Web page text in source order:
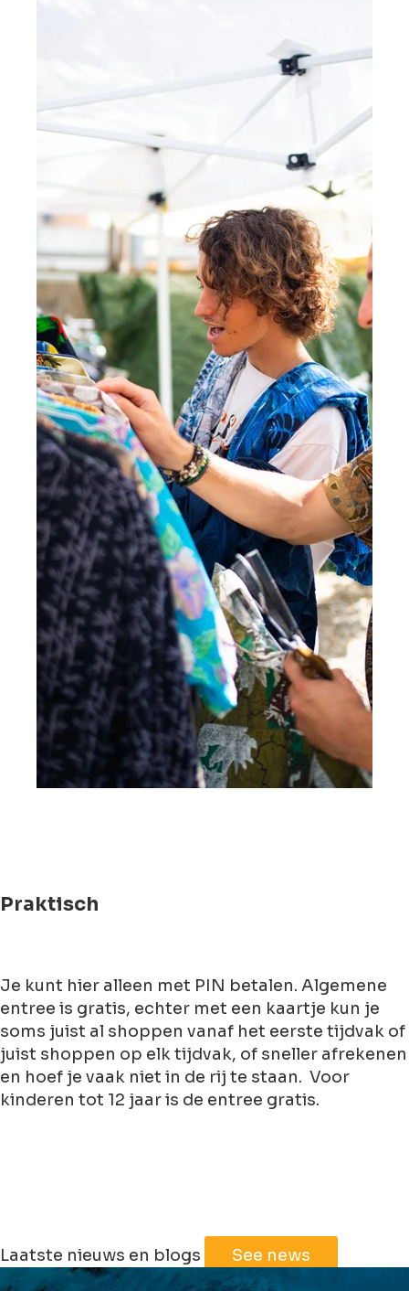
Praktisch
Je kunt hier alleen met PIN betalen. Algemene
entree is gratis, echter met een kaartje kun je
soms juist al shoppen vanaf het eerste tijdvak of
juist shoppen op elk tijdvak, of sneller afrekenen
en hoef je vaak niet in de rij te staan. Voor
kinderen tot 12 jaar is de entree gratis.
+
Leaflet | ©JawgMaps©OpenStreetMap
Laatste nieuws en blogs See news